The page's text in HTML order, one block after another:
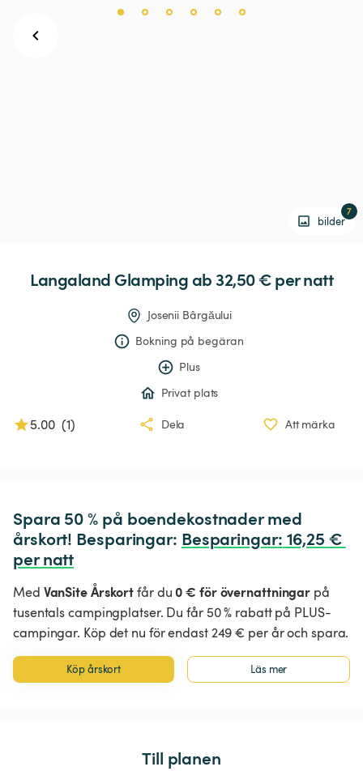
bilder
7
Langaland Glamping ab 32,50 € per natt
Josenii Bârgăului
Bokning på begäran
Plus
Privat plats
5.00 (1) Dela Att märka
Spara 50 % på boendekostnader med
årskort! Besparingar: Besparingar: 16,25 €
per natt
Med VanSite Årskortfår du0 € för övernattningar på
tusentals campingplatser. Du får 50 % rabatt på PLUS-
campingar. Köp det nu för endast 249 € per år och spara.
Köp årskort Läs mer
Till planen